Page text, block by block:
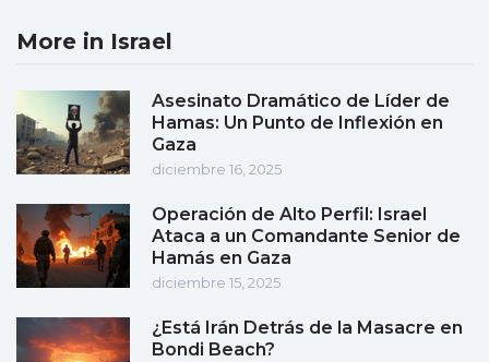
More in Israel
Asesinato Dramático de Líder de
Hamas: Un Punto de Inflexión en
Gaza
diciembre 16, 2025
Operación de Alto Perfil: Israel
Ataca a un Comandante Senior de
Hamás en Gaza
diciembre 15, 2025
¿Está Irán Detrás de la Masacre en
Bondi Beach?